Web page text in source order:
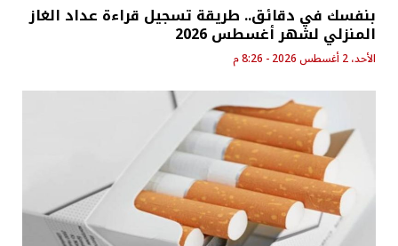
بنفسك في دقائق.. طريقة تسجيل قراءة عداد الغاز
المنزلي لشهر أغسطس 2026
الأحد، 2 أغسطس 2026 - 8:26 م